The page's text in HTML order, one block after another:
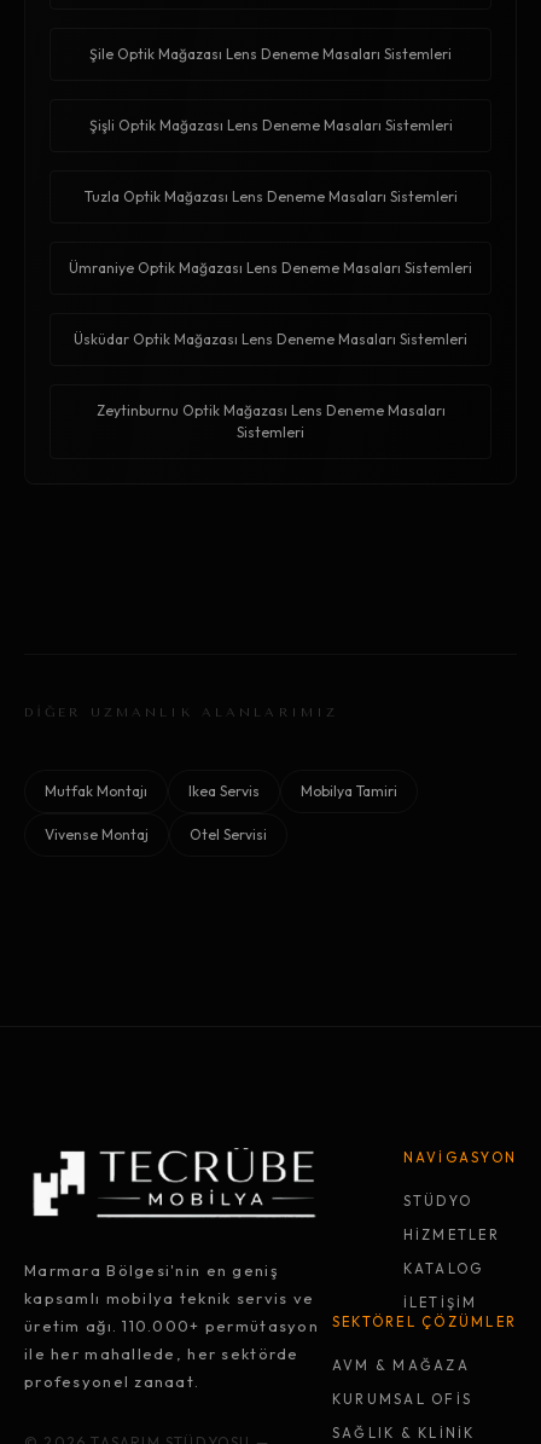
Şile Optik Mağazası Lens Deneme Masaları Sistemleri
Şişli Optik Mağazası Lens Deneme Masaları Sistemleri
Tuzla Optik Mağazası Lens Deneme Masaları Sistemleri
Ümraniye Optik Mağazası Lens Deneme Masaları Sistemleri
Üsküdar Optik Mağazası Lens Deneme Masaları Sistemleri
Zeytinburnu Optik Mağazası Lens Deneme Masaları
Sistemleri
DİĞER UZMANLIK ALANLARIMIZ
Mutfak Montajı Ikea Servis Mobilya Tamiri
Vivense Montaj Otel Servisi
Marmara Bölgesi'nin en geniş
kapsamlı mobilya teknik servis ve
üretim ağı. 110.000+ permütasyon
ile her mahallede, her sektörde
profesyonel zanaat.
NAVİGASYON
STÜDYO
HİZMETLER
KATALOG
İLETİŞİM
SEKTÖREL ÇÖZÜMLER
AVM & MAĞAZA
KURUMSAL OFİS
SAĞLIK & KLİNİK